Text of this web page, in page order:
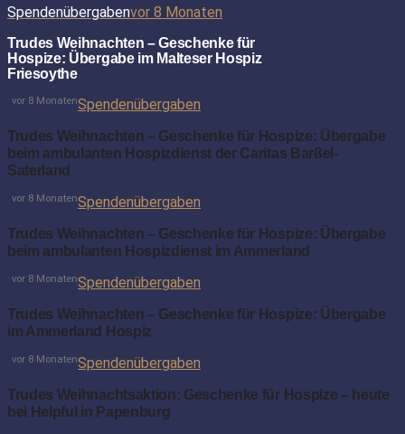
Spendenübergabenvor 8 Monaten
Trudes Weihnachten – Geschenke für
Hospize: Übergabe im Malteser Hospiz
Friesoythe
Spendenübergaben
vor 8 Monaten
Trudes Weihnachten – Geschenke für Hospize: Übergabe
beim ambulanten Hospizdienst der Caritas Barßel-
Saterland
Spendenübergaben
vor 8 Monaten
Trudes Weihnachten – Geschenke für Hospize: Übergabe
beim ambulanten Hospizdienst im Ammerland
Spendenübergaben
vor 8 Monaten
Trudes Weihnachten – Geschenke für Hospize: Übergabe
im Ammerland Hospiz
Spendenübergaben
vor 8 Monaten
Trudes Weihnachtsaktion: Geschenke für Hospize – heute
bei Helpful in Papenburg